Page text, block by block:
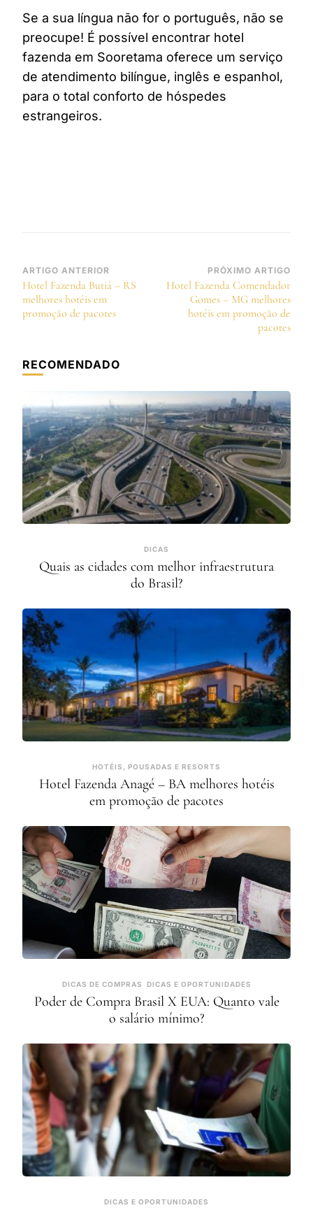
Se a sua língua não for o português, não se
preocupe! É possível encontrar hotel
fazenda em Sooretama oferece um serviço
de atendimento bilíngue, inglês e espanhol,
para o total conforto de hóspedes
estrangeiros.
Navegação
de
post
ARTIGO ANTERIOR
Hotel Fazenda Butiá – RS
melhores hotéis em
promoção de pacotes
PRÓXIMO ARTIGO
Hotel Fazenda Comendador
Gomes – MG melhores
hotéis em promoção de
pacotes
RECOMENDADO
DICAS
Quais as cidades com melhor infraestrutura
do Brasil?
HOTÉIS, POUSADAS E RESORTS
Hotel Fazenda Anagé – BA melhores hotéis
em promoção de pacotes
DICAS DE COMPRAS DICAS E OPORTUNIDADES
Poder de Compra Brasil X EUA: Quanto vale
o salário mínimo?
DICAS E OPORTUNIDADES